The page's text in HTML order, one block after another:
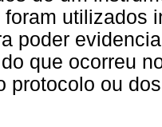
utilizados
poder
que ocorreu
protocolo ou